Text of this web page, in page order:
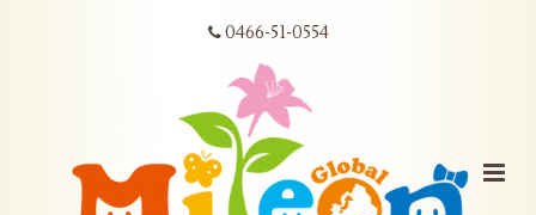
0466-51-0554